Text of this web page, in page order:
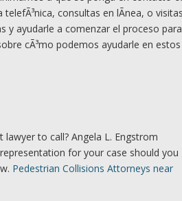
consultas en lÃ­nea, o
y ayudarle a comenzar el proceso
cÃ³mo podemos ayudarle en
to call? Angela L. Engstrom
for your case should you
Pedestrian Collisions Attorneys near